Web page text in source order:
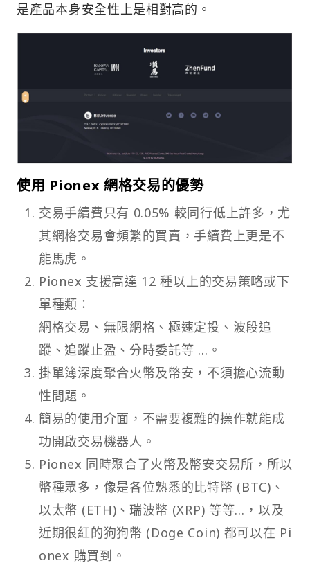
是產品本身安全性上是相對高的。
使用 Pionex 網格交易的優勢
交易手續費只有 0.05% 較同行低上許多，尤
其網格交易會頻繁的買賣，手續費上更是不
能馬虎。
Pionex 支援高達 12 種以上的交易策略或下
單種類：
網格交易、無限網格、極速定投、波段追
蹤、追蹤止盈、分時委託等 …。
掛單簿深度聚合火幣及幣安，不須擔心流動
性問題。
簡易的使用介面，不需要複雜的操作就能成
功開啟交易機器人。
Pionex 同時聚合了火幣及幣安交易所，所以
幣種眾多，像是各位熟悉的比特幣 (BTC)、
以太幣 (ETH)、瑞波幣 (XRP) 等等…，以及
近期很紅的狗狗幣 (Doge Coin) 都可以在 Pi
onex 購買到。